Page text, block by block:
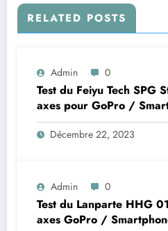
RELATED POSTS
Admin 0
Test du Feiyu Tech SPG
axes pour GoPro /
Décembre 22, 2023
Admin 0
Test du Lanparte HHG
axes GoPro /